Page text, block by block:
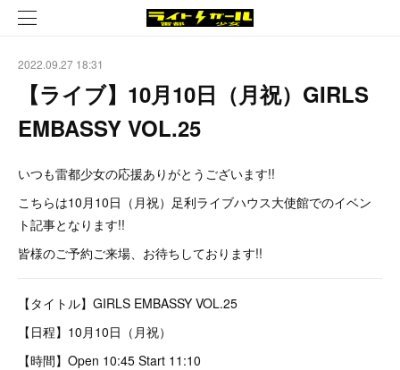
2022.09.27 18:31
【ライブ】10月10日（月祝）GIRLS
EMBASSY VOL.25
いつも雷都少女の応援ありがとうございます!!
こちらは10月10日（月祝）足利ライブハウス大使館でのイベン
ト記事となります!!
皆様のご予約ご来場、お待ちしております!!
【タイトル】GIRLS EMBASSY VOL.25
【日程】10月10日（月祝）
【時間】Open 10:45 Start 11:10